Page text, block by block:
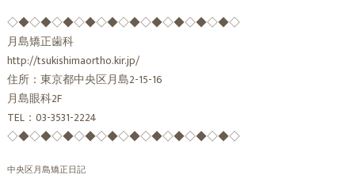
◇◆◇◆◇◆◇◆◇◆◇◆◇◆◇◆◇◆◇◆◇
月島矯正歯科
http://tsukishimaortho.kir.jp/
住所：東京都中央区月島2-15-16
月島眼科2F
TEL：03-3531-2224
◇◆◇◆◇◆◇◆◇◆◇◆◇◆◇◆◇◆◇◆◇
中央区月島矯正日記